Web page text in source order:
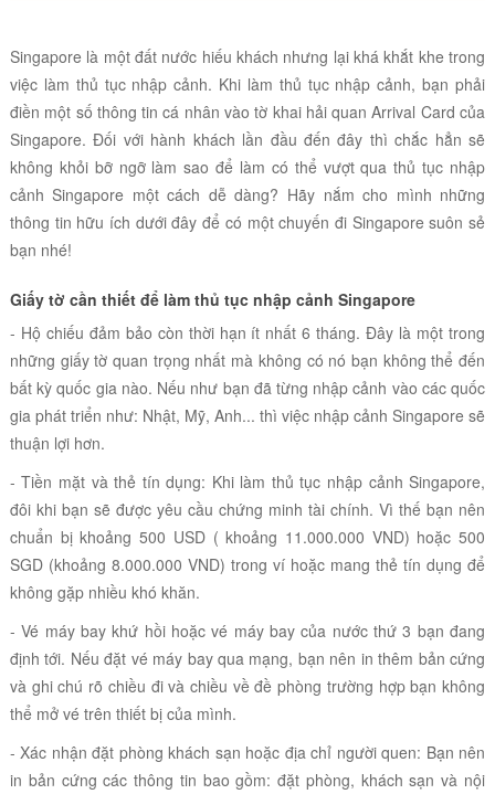
Singapore là một đất nước hiếu khách nhưng lại khá khắt khe trong
việc làm thủ tục nhập cảnh. Khi làm thủ tục nhập cảnh, bạn phải
điền một số thông tin cá nhân vào tờ khai hải quan Arrival Card của
Singapore. Đối với hành khách lần đầu đến đây thì chắc hẳn sẽ
không khỏi bỡ ngỡ làm sao để làm có thể vượt qua thủ tục nhập
cảnh Singapore một cách dễ dàng? Hãy nắm cho mình những
thông tin hữu ích dưới đây để có một chuyến đi Singapore suôn sẻ
bạn nhé!
Giấy tờ cần thiết để làm thủ tục nhập cảnh Singapore
- Hộ chiếu đảm bảo còn thời hạn ít nhất 6 tháng. Đây là một trong
những giấy tờ quan trọng nhất mà không có nó bạn không thể đến
bất kỳ quốc gia nào. Nếu như bạn đã từng nhập cảnh vào các quốc
gia phát triển như: Nhật, Mỹ, Anh... thì việc nhập cảnh Singapore sẽ
thuận lợi hơn.
- Tiền mặt và thẻ tín dụng: Khi làm thủ tục nhập cảnh Singapore,
đôi khi bạn sẽ được yêu cầu chứng minh tài chính. Vì thế bạn nên
chuẩn bị khoảng 500 USD ( khoảng 11.000.000 VND) hoặc 500
SGD (khoảng 8.000.000 VND) trong ví hoặc mang thẻ tín dụng để
không gặp nhiều khó khăn.
- Vé máy bay khứ hồi hoặc vé máy bay của nước thứ 3 bạn đang
định tới. Nếu đặt vé máy bay qua mạng, bạn nên in thêm bản cứng
và ghi chú rõ chiều đi và chiều về đề phòng trường hợp bạn không
thể mở vé trên thiết bị của mình.
- Xác nhận đặt phòng khách sạn hoặc địa chỉ người quen: Bạn nên
in bản cứng các thông tin bao gồm: đặt phòng, khách sạn và nội